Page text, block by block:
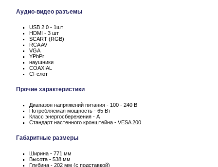
Аудио-видео разъемы
USB 2.0 - 1шт
HDMI - 3 шт
SCART (RGB)
RCA AV
VGA
YPbPr
наушники
COAXIAL
CI-слот
Прочие характеристики
Диапазон напряжений питания - 100 - 240 В
Потребляемая мощность - 65 Вт
Класс энергосбережения - А
Стандарт настенного кронштейна - VESA 200
Габаритные размеры
Ширина - 771 мм
Высота - 538 мм
Глубина - 202 мм (с подставкой)